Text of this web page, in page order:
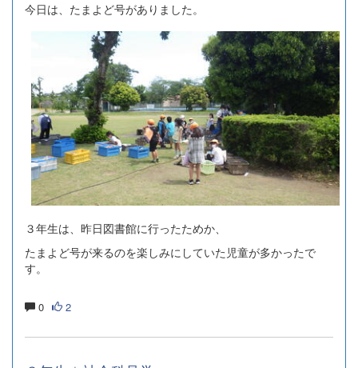
今日は、たまよど号がありました。
３年生は、昨日図書館に行ったためか、
たまよど号が来るのを楽しみにしていた児童が多かったで
す。
0 2